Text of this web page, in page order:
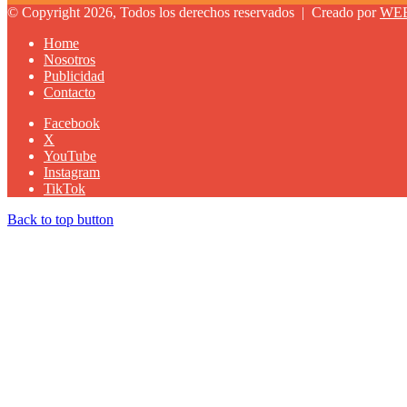
© Copyright 2026, Todos los derechos reservados | Creado por
Home
Nosotros
Publicidad
Contacto
Facebook
X
YouTube
Instagram
TikTok
Back to top button